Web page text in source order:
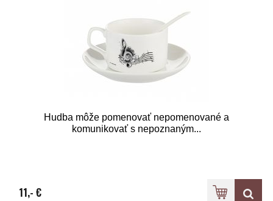
Hudba môže pomenovať nepomenované a
komunikovať s nepoznaným...
11,- €